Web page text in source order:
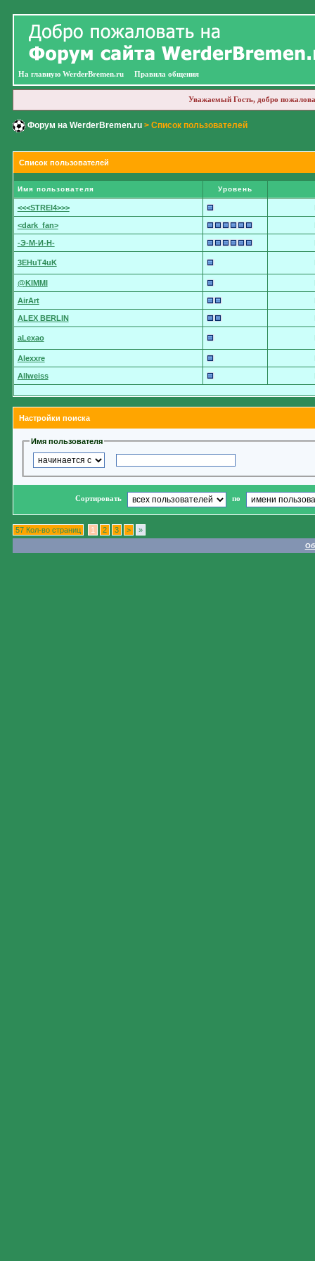
На главную WerderBremen.ru Правила общения
Уважаемый Гость, добро
Форум на WerderBremen.ru> Список пользователей
Список пользователей
Имя пользователя Уровень
<<<STREI4>>>
<dark_fan>
-Э-М-И-Н-
3EHuT4uK
@KIMMI
AirArt
ALEX BERLIN
aLexao
Alexxre
Allweiss
Настройки поиска
Имя пользователя
Сортировать по
57 Кол-во страниц 1 2 3 > »